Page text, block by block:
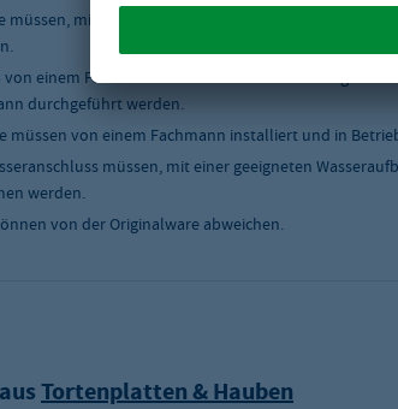
müssen, mit einer geeigneten Wasseraufbereitung,
von einem Fachmann installiert und in Betrieb
durchgeführt werden.
müssen von einem Fachmann installiert und in
müssen, mit einer geeigneten
werden.
von der Originalware abweichen.
Tortenplatten & Hauben